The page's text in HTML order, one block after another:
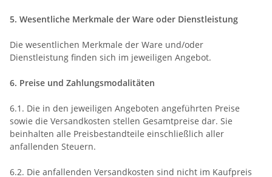
5. Wesentliche Merkmale der Ware oder Dienstleistung
Die wesentlichen Merkmale der Ware und/oder
Dienstleistung finden sich im jeweiligen Angebot.
6. Preise und Zahlungsmodalitäten
6.1. Die in den jeweiligen Angeboten angeführten Preise
sowie die Versandkosten stellen Gesamtpreise dar. Sie
beinhalten alle Preisbestandteile einschließlich aller
anfallenden Steuern.
6.2. Die anfallenden Versandkosten sind nicht im Kaufpreis